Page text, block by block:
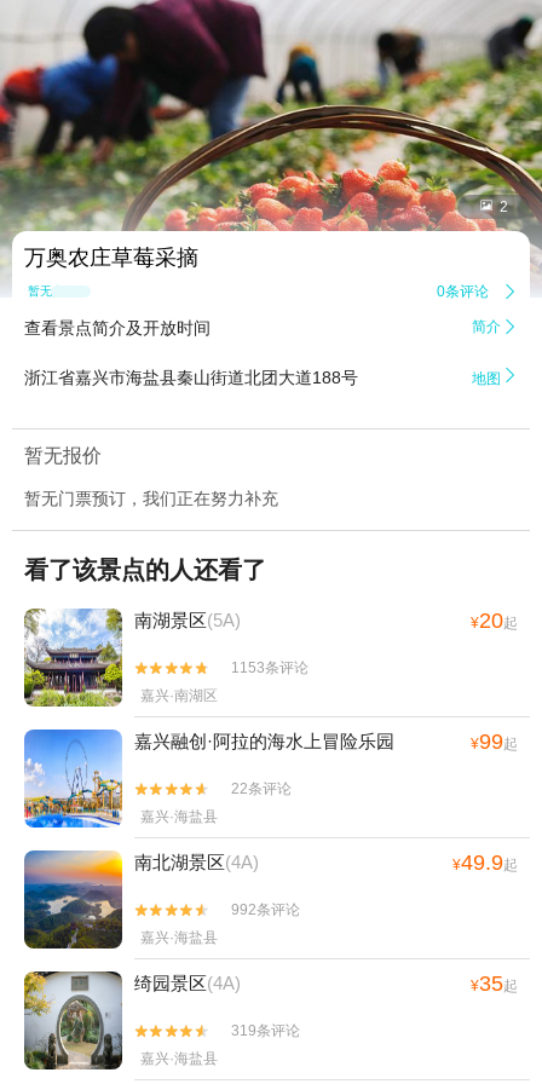
 2
万奥农庄草莓采摘
暂无点评 0条评论 
查看景点简介及开放时间 简介 
浙江省嘉兴市海盐县秦山街道北团大道188号 地图 
暂无报价
暂无门票预订，我们正在努力补充
看了该景点的人还看了
南湖景区(5A) ¥20起


1153条评论
嘉兴·南湖区
嘉兴融创·阿拉的海水上冒险乐园 ¥99起


22条评论
嘉兴·海盐县
南北湖景区(4A) ¥49.9起


992条评论
嘉兴·海盐县
绮园景区(4A) ¥35起


319条评论
嘉兴·海盐县